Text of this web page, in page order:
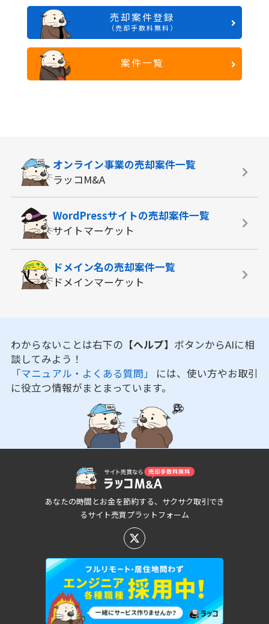
売却案件登録
（売却手数料無料）
案件一覧
オンライン事業の売却案件一覧
ラッコM&A
WordPressサイトの売却案件一覧
サイトマーケット
ドメイン名の売却案件一覧
ドメインマーケット
わからないことは右下の 【ヘルプ】 ボタンからAIに相
談してみよう！
「マニュアル・よくある質問」 には、使い方やお取引
に役立つ情報がまとまっています。
あなたの時間とお金を節約する、サクサク取引でき
るサイト売買プラットフォーム